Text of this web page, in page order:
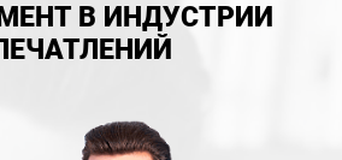
В ИНДУСТРИИ